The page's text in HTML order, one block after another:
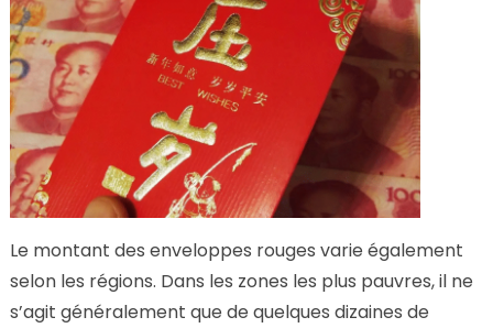
Le montant des enveloppes rouges varie également
selon les régions. Dans les zones les plus pauvres, il ne
s’agit généralement que de quelques dizaines de